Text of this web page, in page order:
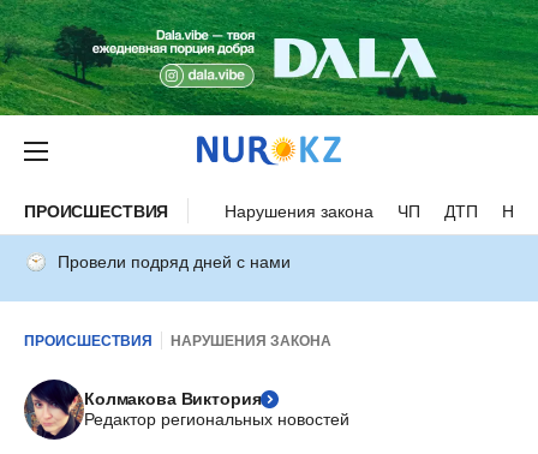
ПРОИСШЕСТВИЯ Нарушения закона ЧП ДТП
Провели подряд дней с нами
ПРОИСШЕСТВИЯ НАРУШЕНИЯ ЗАКОНА
Колмакова Виктория
Редактор региональных новостей